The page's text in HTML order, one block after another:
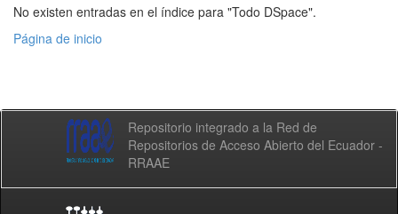
No existen entradas en el índice para "Todo DSpace".
Página de inicio
Repositorio integrado a la Red de
Repositorios de Acceso Abierto del Ecuador -
RRAAE